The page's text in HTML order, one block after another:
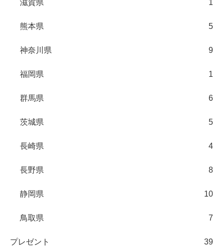
滋賀県 1
熊本県 5
神奈川県 9
福岡県 1
群馬県 6
茨城県 5
長崎県 4
長野県 8
静岡県 10
鳥取県 7
プレゼント 39